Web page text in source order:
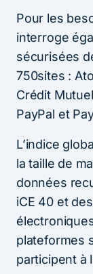
Pour les
interroge
sécurisées
750sites :
Crédit
PayPal et
L’indice
la taille de
données
iCE 40 et
plateformes
participent à